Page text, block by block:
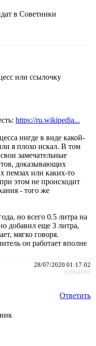
в Советники
или ссылочку
https://ru.wikipedia...
нигде в виде какой-
я плохо искал. В том
замечательные
доказывающих
пемзах или каких-то
этом не происходит
- того же
но всего 0.5 литра на
добавил еще 3 литра,
мягко говоря.
он работает вполне
28/07/2020 01:17:02
#2804960
Ответить